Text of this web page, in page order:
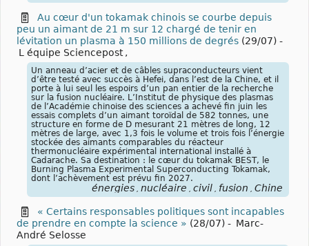
Au cœur d'un tokamak chinois se courbe depuis
peu un aimant de 21 m sur 12 chargé de tenir en
lévitation un plasma à 150 millions de degrés (29/07) -
L équipe Sciencepost ,
Un anneau d’acier et de câbles supraconducteurs vient
d’être testé avec succès à Hefei, dans l’est de la Chine, et il
porte à lui seul les espoirs d’un pan entier de la recherche
sur la fusion nucléaire. L’Institut de physique des plasmas
de l’Académie chinoise des sciences a achevé fin juin les
essais complets d’un aimant toroïdal de 582 tonnes, une
structure en forme de D mesurant 21 mètres de long, 12
mètres de large, avec 1,3 fois le volume et trois fois l’énergie
stockée des aimants comparables du réacteur
thermonucléaire expérimental international installé à
Cadarache. Sa destination : le cœur du tokamak BEST, le
Burning Plasma Experimental Superconducting Tokamak,
dont l’achèvement est prévu fin 2027.
énergies nucléaire civil fusion Chine
« Certains responsables politiques sont incapables
de prendre en compte la science » (28/07) - Marc-
André Selosse